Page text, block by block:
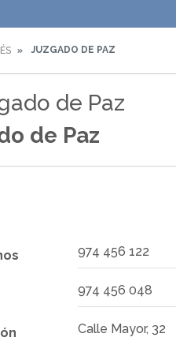
JUZGADO DE PAZ
de Paz
de Paz
974 456 122
974 456 048
Calle Mayor, 32